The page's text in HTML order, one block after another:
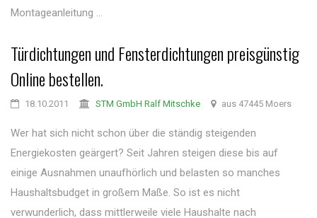
Montageanleitung ...
Türdichtungen und Fensterdichtungen preisgünstig
Online bestellen.
18.10.2011 STM GmbH Ralf Mitschke aus 47445 Moers
Wer hat sich nicht schon über die ständig steigenden
Energiekosten geärgert? Seit Jahren steigen diese bis auf
einige Ausnahmen unaufhörlich und belasten so manches
Haushaltsbudget in großem Maße. So ist es nicht
verwunderlich, dass mittlerweile viele Haushalte nach